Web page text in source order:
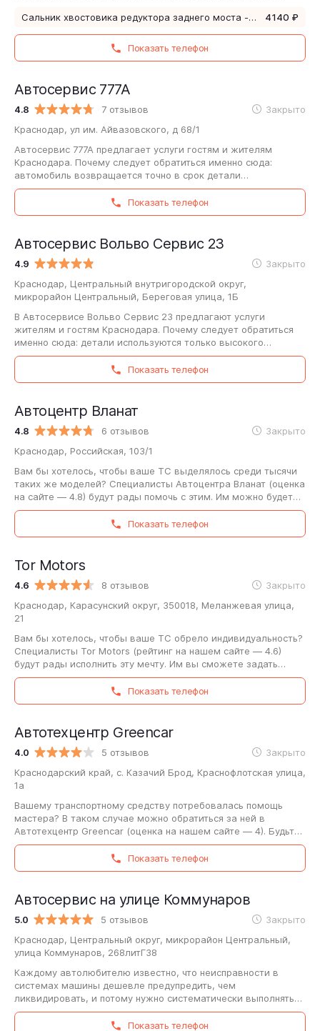
Показать телефон
Сальник хвостовика редуктора заднего моста - Замена 4140 ₽
4.8 7 отзывов Закрыто
Автосервис 777А
Краснодар, ул им. Айвазовского, д 68/1
Автосервис 777А предлагает услуги гостям и жителям
Краснодара. Почему следует обратиться именно сюда:
автомобиль возвращается точно в срок детали
используются только высокого качества работы…
Показать телефон
4.9 Закрыто
Автосервис Вольво Сервис 23
Краснодар, Центральный внутригородской округ,
микрорайон Центральный, Береговая улица, 1Б
В Автосервисе Вольво Сервис 23 предлагают услуги
жителям и гостям Краснодара. Почему следует обратиться
именно сюда: детали используются только высокого
качества автомобиль возвращается к клиенту…
Показать телефон
4.8 6 отзывов Закрыто
Автоцентр Вланат
Краснодар, Российская, 103/1
Вам бы хотелось, чтобы ваше ТС выделялось среди тысячи
таких же моделей? Специалисты Автоцентра Вланат (оценка
на сайте — 4.8) будут рады помочь с этим. Им можно будет
задать вопросы про установку…
Показать телефон
4.6 8 отзывов Закрыто
Tor Motors
Краснодар, Карасунский округ, 350018, Меланжевая улица,
21
Вам бы хотелось, чтобы ваше ТС обрело индивидуальность?
Специалисты Tor Motors (рейтинг на нашем сайте — 4.6)
будут рады исполнить эту мечту. Им вы сможете задать
вопросы про установку качественной…
Показать телефон
4.0 5 отзывов Закрыто
Автотехцентр Greencar
Краснодарский край, с. Казачий Брод, Краснофлотская улица,
1а
Вашему транспортному средству потребовалась помощь
мастера? В таком случае можно обратиться за ней в
Автотехцентр Greencar (оценка на нашем сайте — 4). Будьте
готовы в подробностях рассказать…
Показать телефон
5.0 5 отзывов Закрыто
Автосервис на улице Коммунаров
Краснодар, Центральный округ, микрорайон Центральный,
улица Коммунаров, 268литГ38
Каждому автолюбителю известно, что неисправности в
системах машины дешевле предупредить, чем
ликвидировать, и потому нужно систематически выполнять
профессиональный осмотр транспортного средства.…
Показать телефон